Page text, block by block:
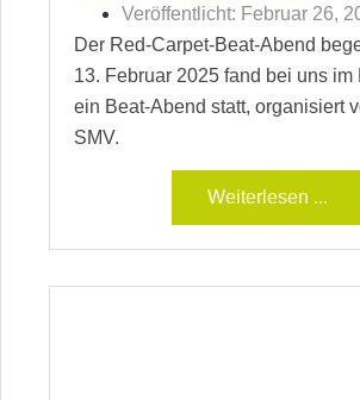
Veröffentlicht: Februar 26,
Der Red-Carpet-Beat-Abend
13. Februar 2025 fand bei uns im
ein Beat-Abend statt, organisiert
SMV.
Weiterlesen ...